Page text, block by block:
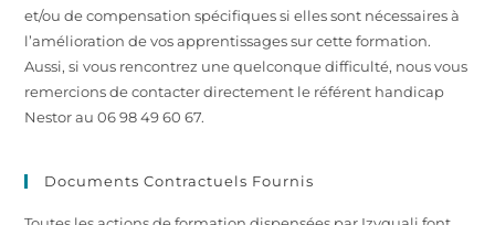
et/ou de compensation spécifiques si elles sont nécessaires à
l’amélioration de vos apprentissages sur cette formation.
Aussi, si vous rencontrez une quelconque difficulté, nous vous
remercions de contacter directement le référent handicap
Nestor au 06 98 49 60 67.
Documents Contractuels Fournis